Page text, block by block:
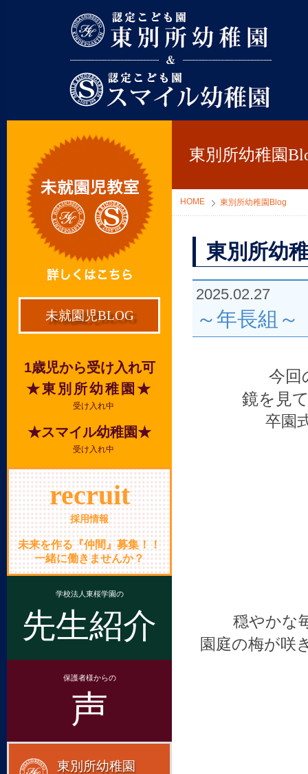
東別所幼稚園
HOME 東別所幼稚園Blog
東別所幼
2025.02.27
～年長組～
今回
鏡を見
卒園
穏やかな
園庭の梅が咲
未就園児BLOG
1歳児から受け入れ可
★東別所幼稚園★
受け入れ中
★スマイル幼稚園★
受け入れ中
recruit
採用情報
未来を作る『仲間』募集！！
一緒に働きませんか？
学校法人東桜学園の
先生紹介
保護者様からの
声
東別所幼稚園